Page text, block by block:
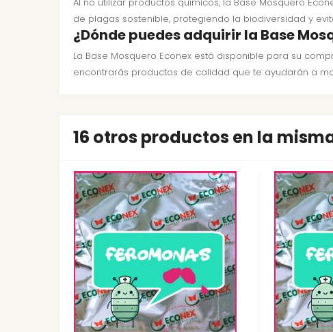
de plagas sostenible, protegiendo la biodiversidad y
¿Dónde puedes adquirir la Base
La Base Mosquero Econex está disponible para su
encontrarás productos de calidad que te ayudarán a
16 otros productos en la